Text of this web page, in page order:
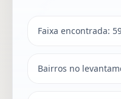
Faixa encontrada:
Bairros no